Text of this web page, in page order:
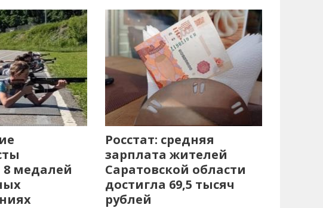
8 медалей
Росстат: средняя
зарплата жителей
Саратовской области
достигла 69,5 тысяч
рублей